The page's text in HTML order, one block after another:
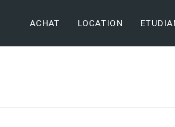
ACHAT LOCATION